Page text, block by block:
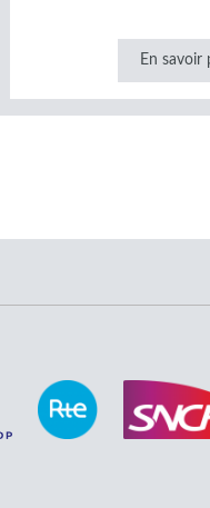
En savoir